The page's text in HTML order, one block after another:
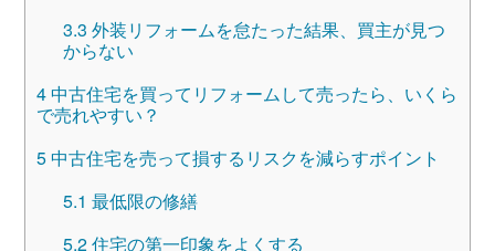
3.3 外装リフォームを怠たった結果、買主が見つ
からない
4中古住宅を買ってリフォームして売ったら、いくら
で売れやすい？
5中古住宅を売って損するリスクを減らすポイント
5.1 最低限の修繕
5.2住宅の第一印象をよくする